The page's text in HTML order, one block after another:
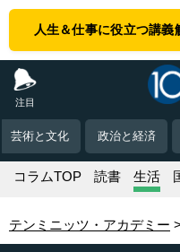
人生＆仕事に役立つ講義
注目
芸術と文化 政治と経済
コラムTOP 読書 生活
テンミニッツ・アカデミー